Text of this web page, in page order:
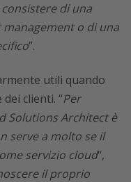
di una
o di una
”.
utili quando
clienti. “Per
Solutions Architect è
serve a molto se il
servizio cloud“,
il proprio